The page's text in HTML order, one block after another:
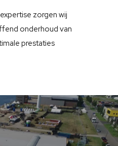
zorgen wij
onderhoud van
prestaties